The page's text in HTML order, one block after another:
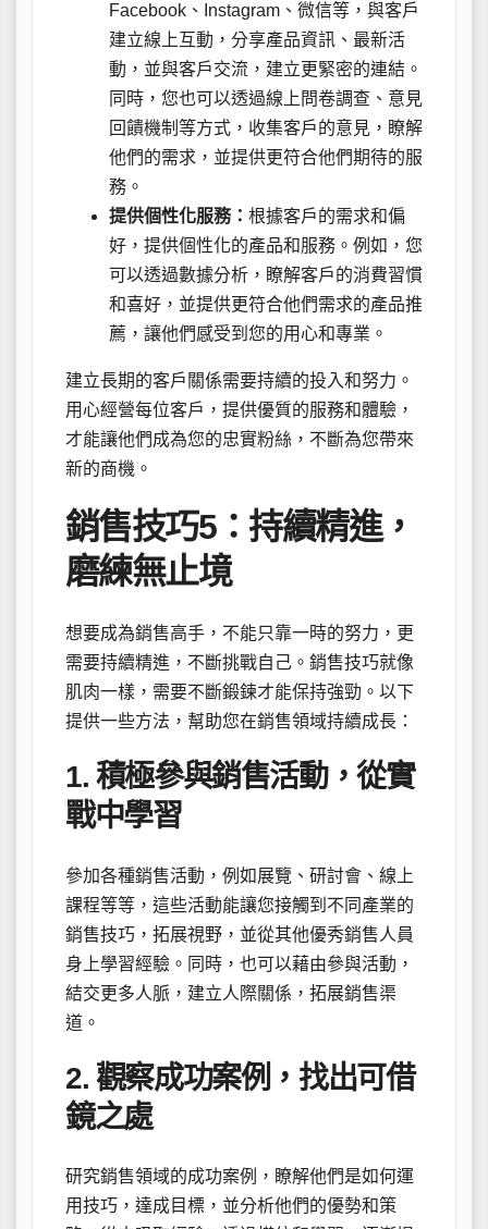
Facebook、Instagram、微信等，與客戶
建立線上互動，分享產品資訊、最新活
動，並與客戶交流，建立更緊密的連結。
同時，您也可以透過線上問卷調查、意見
回饋機制等方式，收集客戶的意見，瞭解
他們的需求，並提供更符合他們期待的服
務。
提供個性化服務： 根據客戶的需求和偏
好，提供個性化的產品和服務。例如，您
可以透過數據分析，瞭解客戶的消費習慣
和喜好，並提供更符合他們需求的產品推
薦，讓他們感受到您的用心和專業。
建立長期的客戶關係需要持續的投入和努力。
用心經營每位客戶，提供優質的服務和體驗，
才能讓他們成為您的忠實粉絲，不斷為您帶來
新的商機。
銷售技巧5：持續精進，
磨練無止境
想要成為銷售高手，不能只靠一時的努力，更
需要持續精進，不斷挑戰自己。銷售技巧就像
肌肉一樣，需要不斷鍛鍊才能保持強勁。以下
提供一些方法，幫助您在銷售領域持續成長：
1. 積極參與銷售活動，從實
戰中學習
參加各種銷售活動，例如展覽、研討會、線上
課程等等，這些活動能讓您接觸到不同產業的
銷售技巧，拓展視野，並從其他優秀銷售人員
身上學習經驗。同時，也可以藉由參與活動，
結交更多人脈，建立人際關係，拓展銷售渠
道。
2. 觀察成功案例，找出可借
鏡之處
研究銷售領域的成功案例，瞭解他們是如何運
用技巧，達成目標，並分析他們的優勢和策